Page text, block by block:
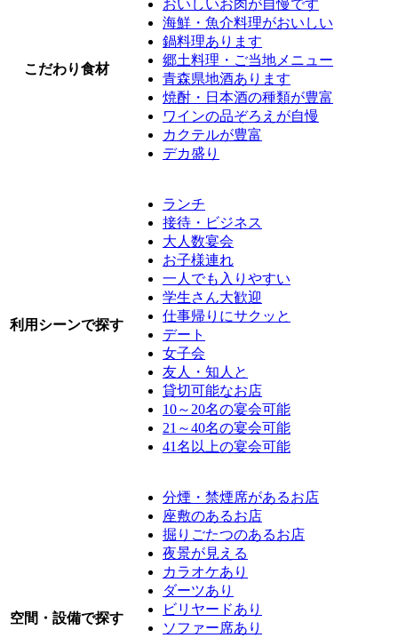
こだわり食材
おいしいお肉が自慢です
海鮮・魚介料理がおいしい
鍋料理あります
郷土料理・ご当地メニュー
青森県地酒あります
焼酎・日本酒の種類が豊富
ワインの品ぞろえが自慢
カクテルが豊富
デカ盛り
利用シーンで探す
ランチ
接待・ビジネス
大人数宴会
お子様連れ
一人でも入りやすい
学生さん大歓迎
仕事帰りにサクッと
デート
女子会
友人・知人と
貸切可能なお店
10～20名の宴会可能
21～40名の宴会可能
41名以上の宴会可能
空間・設備で探す
分煙・禁煙席があるお店
座敷のあるお店
掘りごたつのあるお店
夜景が見える
カラオケあり
ダーツあり
ビリヤードあり
ソファー席あり